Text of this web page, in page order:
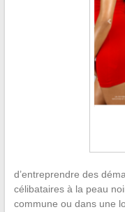
d’entreprendre des
célibataires à la peau
commune ou dans une